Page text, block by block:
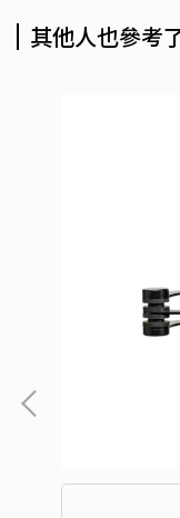
其他人也參考